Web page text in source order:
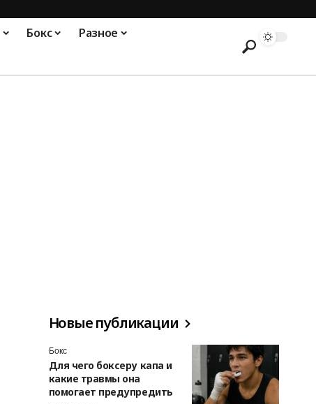
Бокс Разное
Новые публикации
Бокс
Для чего боксеру капа и
какие травмы она
помогает предупредить